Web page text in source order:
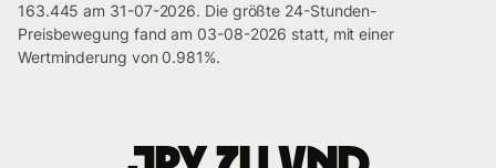
163.445 am 31-07-2026. Die größte 24-Stunden-
Preisbewegung fand am 03-08-2026 statt, mit einer
Wertminderung von 0.981%.